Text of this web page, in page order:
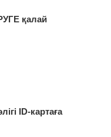
қалай
ID-картаға